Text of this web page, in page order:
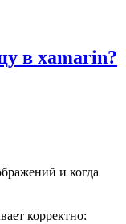
в xamarin?
и когда
корректно: